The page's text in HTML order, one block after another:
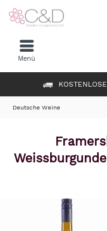
Menü
Deutsche Weine